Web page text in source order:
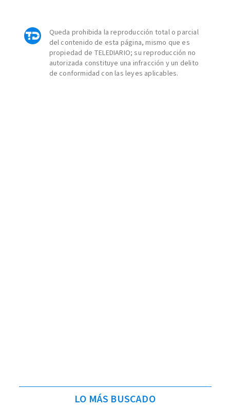
Queda prohibida la reproducción total o parcial
del contenido de esta página, mismo que es
propiedad de TELEDIARIO; su reproducción no
autorizada constituye una infracción y un delito
de conformidad con las leyes aplicables.
LO MÁS BUSCADO